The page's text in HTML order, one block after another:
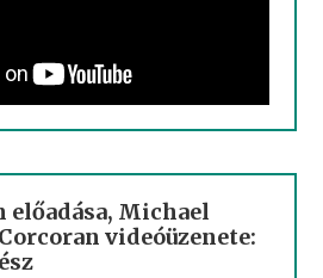
előadása, Michael
videóüzenete: